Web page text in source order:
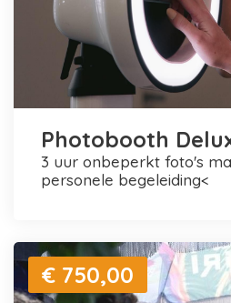
Photobooth
3 uur onbeperkt foto's maken en printen +
personele begeleiding<
€ 750,00